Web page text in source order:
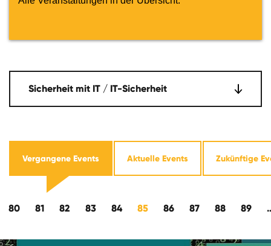
Vergangene Events Aktuelle Events Zukünftige
Sicherheit mit IT / IT-Sicherheit
80 81 82 83 84 85 86 87 88 89